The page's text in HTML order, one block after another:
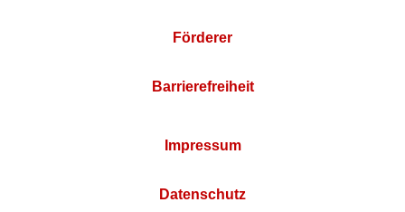
Förderer
Barrierefreiheit
Impressum
Datenschutz